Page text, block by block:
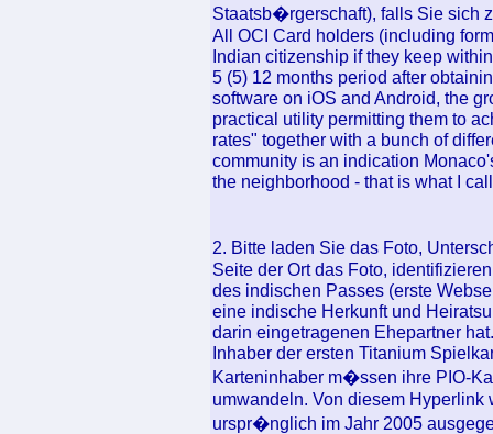
Staatsb�rgerschaft), falls Sie sich
All OCI Card holders (including
Indian citizenship if they keep
5 (5) 12 months period after
software on iOS and Android, the
practical utility permitting them to
rates" together with a bunch of
community is an indication
the neighborhood - that is what I
2. Bitte laden Sie das Foto,
Seite der Ort das Foto,
des indischen Passes (erste
eine indische Herkunft und
darin eingetragenen Ehepartner hat.
Inhaber der ersten Titanium
Karteninhaber m�ssen ihre PIO-
umwandeln. Von diesem
urspr�nglich im Jahr 2005